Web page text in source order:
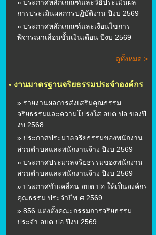
» ประกาศหลักเกณฑ์และวิธีประเมินผล
การประเมินผลการปฏิบัติงาน ปีงบ 2569
» ประกาศหลักเกณฑ์และเงื่อนไขการ
พิจารณาเลื่อนขั้นเงินเดือน ปีงบ 2569
ดูทั้งหมด >
• งานมาตรฐานจริยธรรมประจำองค์กร
» รายงานผลการส่งเสริมคุณธรรม
จริยธรรมและความโปร่งใส อบต.ปอ ของปี
งบ 2568
» ประกาศประมวลจริยธรรมของพนักงาน
ส่วนตำบลและพนักงานจ้าง ปีงบ 2569
» ประกาศประมวลจริยธรรมของพนักงาน
ส่วนตำบลและพนักงานจ้าง ปีงบ 2569
» ประกาศขับเคลื่อน อบต.ปอ ให้เป็นองค์กร
คุณธรรม ประจำปีพ.ศ.2569
» 856 แต่งตั้งคณะกรรมการจริยธรรม
ประจำ อบต.ปอ ปีงบ 2569